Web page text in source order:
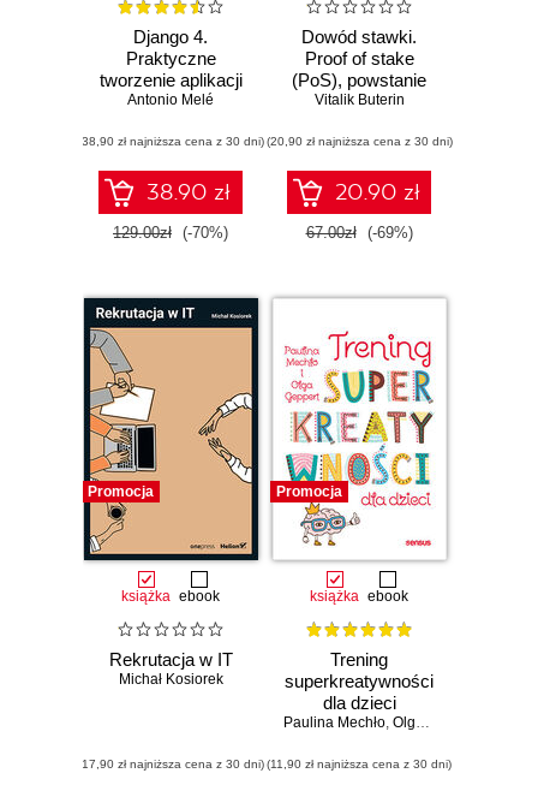
Django 4.
Praktyczne
tworzenie aplikacji
sieciowych.
Antonio Melé
(38,90 zł najniższa cena z 30 dni)
38.90 zł
129.00zł (-70%)
Dowód stawki.
Proof of stake
(PoS), powstanie
Ethereum i filozofia
Vitalik Buterin
(20,90 zł najniższa cena z 30 dni)
20.90 zł
67.00zł (-69%)
Promocja
książka ebook
Rekrutacja w IT
Michał Kosiorek
(17,90 zł najniższa cena z 30 dni)
Promocja
książka ebook
Trening
superkreatywności
dla dzieci
Paulina Mechło, Olga Geppert
(11,90 zł najniższa cena z 30 dni)